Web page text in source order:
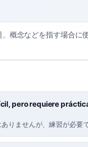
概念などを指す場合に
pero requiere
りませんが、練習が必要で